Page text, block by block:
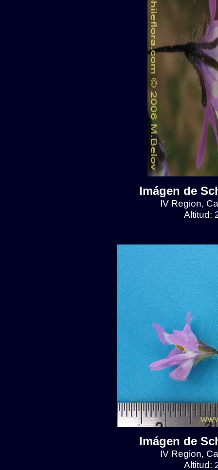
Imágen de
IV Region,
Altitud:
Imágen de
IV Region,
Altitud: